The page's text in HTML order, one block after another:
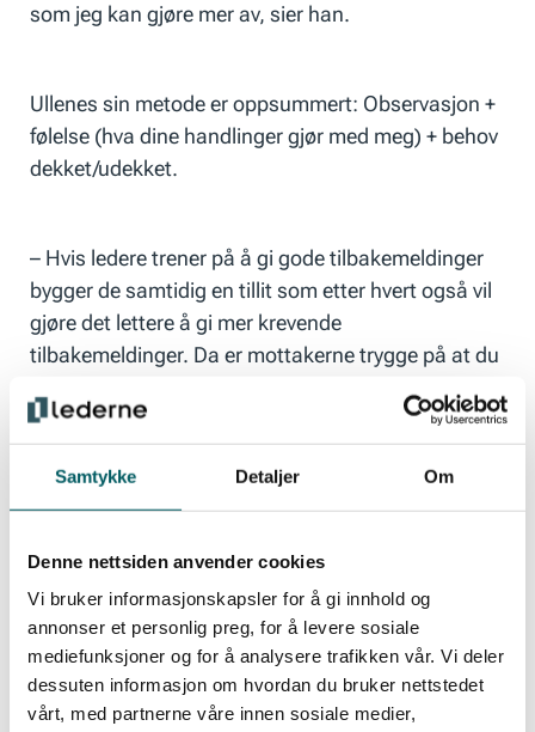
Samtykke Detaljer Om
Denne nettsiden anvender cookies
Vi bruker informasjonskapsler for å gi innhold og
annonser et personlig preg, for å levere sosiale
mediefunksjoner og for å analysere trafikken vår. Vi deler
dessuten informasjon om hvordan du bruker nettstedet
vårt, med partnerne våre innen sosiale medier,
som jeg kan gjøre mer av, sier han.
Ullenes sin metode er oppsummert: Observasjon +
følelse (hva dine handlinger gjør med meg) + behov
dekket/udekket.
– Hvis ledere trener på å gi gode tilbakemeldinger
bygger de samtidig en tillit som etter hvert også vil
gjøre det lettere å gi mer krevende
tilbakemeldinger. Da er mottakerne trygge på at du
vil dem vel, fordi du har investert i relasjonen
mellom dere, sier han.
Når en leder legger frem en observerende
atferd, vil den virke mye mer effektiv dersom
mottakeren gjøres oppmerksom på hva atferden
gjør med lederen.